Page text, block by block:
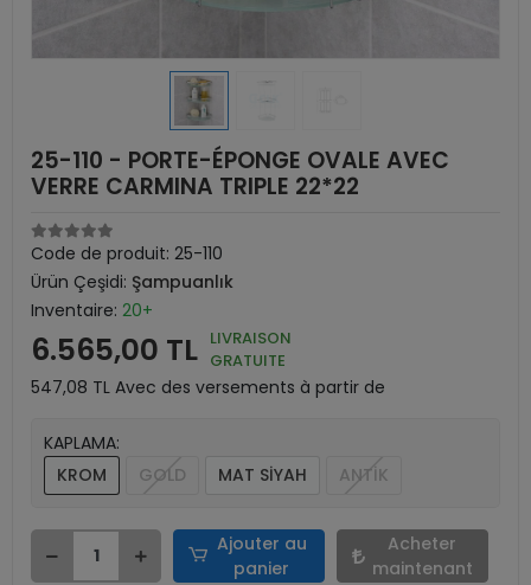
25-110 - PORTE-ÉPONGE OVALE AVEC
VERRE CARMINA TRIPLE 22*22
Code de produit: 25-110
Ürün Çeşidi: Şampuanlık
Inventaire: 20+
6.565,00 TL LIVRAISON
GRATUITE
547,08 TL Avec des versements à partir de
KAPLAMA:
KROM
GOLD MAT SİYAH ANTİK
Ajouter au
panier
Acheter
maintenant